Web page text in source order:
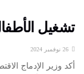
تشغيل
أكد وزير الإدماج